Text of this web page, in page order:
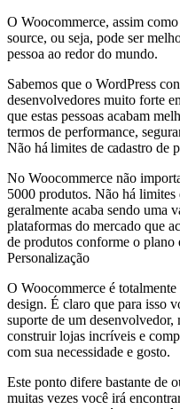
O Woocommerce, assim
source, ou seja, pode ser
pessoa ao redor do mundo.
Sabemos que o WordPress
desenvolvedores muito forte
que estas pessoas acabam
termos de performance,
Não há limites de cadastro de
No Woocommerce não
5000 produtos. Não há limites
geralmente acaba sendo uma
plataformas do mercado que
de produtos conforme o plano
Personalização
O Woocommerce é
design. É claro que para isso
suporte de um desenvolvedor,
construir lojas incríveis e
com sua necessidade e gosto.
Este ponto difere bastante de
muitas vezes você irá